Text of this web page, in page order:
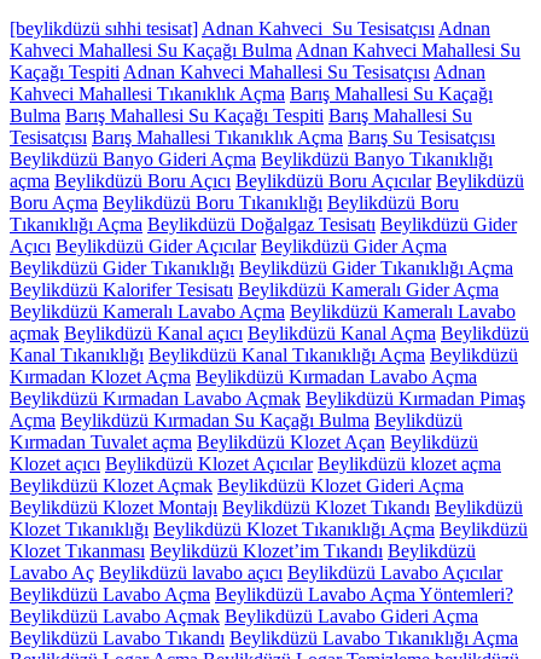
[beylikdüzü sıhhi tesisat] Adnan Kahveci Su Tesisatçısı Adnan
Kahveci Mahallesi Su Kaçağı Bulma Adnan Kahveci Mahallesi Su
Kaçağı Tespiti Adnan Kahveci Mahallesi Su Tesisatçısı Adnan
Kahveci Mahallesi Tıkanıklık Açma Barış Mahallesi Su Kaçağı
Bulma Barış Mahallesi Su Kaçağı Tespiti Barış Mahallesi Su
Tesisatçısı Barış Mahallesi Tıkanıklık Açma Barış Su Tesisatçısı
Beylikdüzü Banyo Gideri Açma Beylikdüzü Banyo Tıkanıklığı
açma Beylikdüzü Boru Açıcı Beylikdüzü Boru Açıcılar Beylikdüzü
Boru Açma Beylikdüzü Boru Tıkanıklığı Beylikdüzü Boru
Tıkanıklığı Açma Beylikdüzü Doğalgaz Tesisatı Beylikdüzü Gider
Açıcı Beylikdüzü Gider Açıcılar Beylikdüzü Gider Açma
Beylikdüzü Gider Tıkanıklığı Beylikdüzü Gider Tıkanıklığı Açma
Beylikdüzü Kalorifer Tesisatı Beylikdüzü Kameralı Gider Açma
Beylikdüzü Kameralı Lavabo Açma Beylikdüzü Kameralı Lavabo
açmak Beylikdüzü Kanal açıcı Beylikdüzü Kanal Açma Beylikdüzü
Kanal Tıkanıklığı Beylikdüzü Kanal Tıkanıklığı Açma Beylikdüzü
Kırmadan Klozet Açma Beylikdüzü Kırmadan Lavabo Açma
Beylikdüzü Kırmadan Lavabo Açmak Beylikdüzü Kırmadan Pimaş
Açma Beylikdüzü Kırmadan Su Kaçağı Bulma Beylikdüzü
Kırmadan Tuvalet açma Beylikdüzü Klozet Açan Beylikdüzü
Klozet açıcı Beylikdüzü Klozet Açıcılar Beylikdüzü klozet açma
Beylikdüzü Klozet Açmak Beylikdüzü Klozet Gideri Açma
Beylikdüzü Klozet Montajı Beylikdüzü Klozet Tıkandı Beylikdüzü
Klozet Tıkanıklığı Beylikdüzü Klozet Tıkanıklığı Açma Beylikdüzü
Klozet Tıkanması Beylikdüzü Klozet’im Tıkandı Beylikdüzü
Lavabo Aç Beylikdüzü lavabo açıcı Beylikdüzü Lavabo Açıcılar
Beylikdüzü Lavabo Açma Beylikdüzü Lavabo Açma Yöntemleri?
Beylikdüzü Lavabo Açmak Beylikdüzü Lavabo Gideri Açma
Beylikdüzü Lavabo Tıkandı Beylikdüzü Lavabo Tıkanıklığı Açma